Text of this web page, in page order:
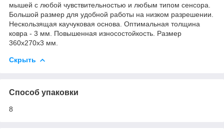
мышей с любой чувствительностью и любым типом сенсора.
Большой размер для удобной работы на низком разрешении.
Нескользящая каучуковая основа. Оптимальная толщина
ковра - 3 мм. Повышенная износостойкость. Размер
360x270x3 мм.
Скрыть
Способ упаковки
8